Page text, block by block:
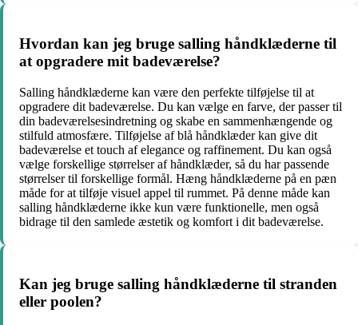
Hvordan kan jeg bruge salling håndklæderne til
at opgradere mit badeværelse?
Salling håndklæderne kan være den perfekte tilføjelse til at
opgradere dit badeværelse. Du kan vælge en farve, der passer til
din badeværelsesindretning og skabe en sammenhængende og
stilfuld atmosfære. Tilføjelse af blå håndklæder kan give dit
badeværelse et touch af elegance og raffinement. Du kan også
vælge forskellige størrelser af håndklæder, så du har passende
størrelser til forskellige formål. Hæng håndklæderne på en pæn
måde for at tilføje visuel appel til rummet. På denne måde kan
salling håndklæderne ikke kun være funktionelle, men også
bidrage til den samlede æstetik og komfort i dit badeværelse.
Kan jeg bruge salling håndklæderne til stranden
eller poolen?